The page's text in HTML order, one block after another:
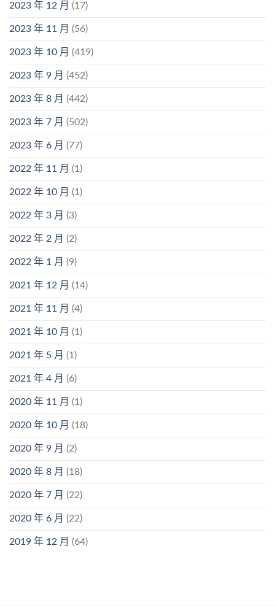
2023 年 12 月 (17)
2023 年 11 月 (56)
2023 年 10 月 (419)
2023 年 9 月 (452)
2023 年 8 月 (442)
2023 年 7 月 (502)
2023 年 6 月 (77)
2022 年 11 月 (1)
2022 年 10 月 (1)
2022 年 3 月 (3)
2022 年 2 月 (2)
2022 年 1 月 (9)
2021 年 12 月 (14)
2021 年 11 月 (4)
2021 年 10 月 (1)
2021 年 5 月 (1)
2021 年 4 月 (6)
2020 年 11 月 (1)
2020 年 10 月 (18)
2020 年 9 月 (2)
2020 年 8 月 (18)
2020 年 7 月 (22)
2020 年 6 月 (22)
2019 年 12 月 (64)